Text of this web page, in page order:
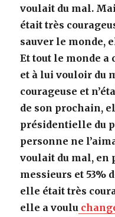
voulait du mal.
était très
sauver le monde,
Et tout le monde a
et à lui vouloir du
courageuse et
de son prochain,
présidentielle du
personne ne
voulait du mal, en
messieurs et 53%
elle était très
elle a voulu